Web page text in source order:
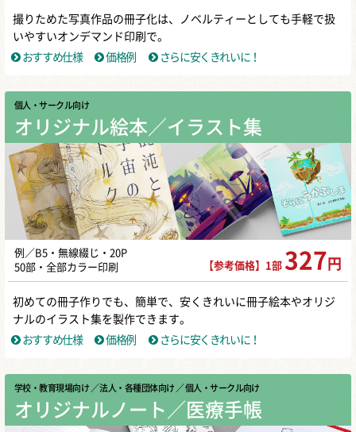
撮りためた写真作品の冊子化は、ノベルティーとしても手軽で扱
いやすいオンデマンド印刷で。
おすすめ仕様
価格例 さらに安くきれいに！
個人・サークル向け
オリジナル絵本／イラスト集
例／B5・無線綴じ・20P
50部・全部カラー印刷
【参考価格】1部 327 円
初めての冊子作りでも、簡単で、安くきれいに冊子絵本やオリジ
ナルのイラスト集を製作できます。
おすすめ仕様
価格例 さらに安くきれいに！
学校・教育現場向け ／ 法人・各種団体向け ／ 個人・サークル向け
オリジナルノート／医療手帳